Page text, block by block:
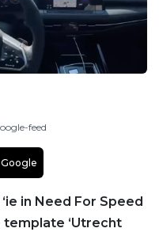
feed
in Need For Speed
template ‘Utrecht